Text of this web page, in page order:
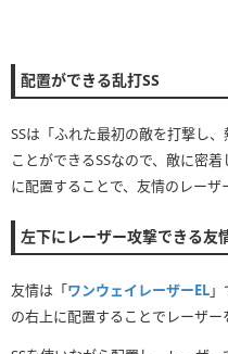
配置ができる乱打SS
SSは「ふれた最初の敵を打撃し
ことができるSSなので、敵に密
に配置することで、友情のレーザ
左下にレーザー攻撃できる友
友情は「ワンウェイレーザーEL
の右上に配置することでレーザー